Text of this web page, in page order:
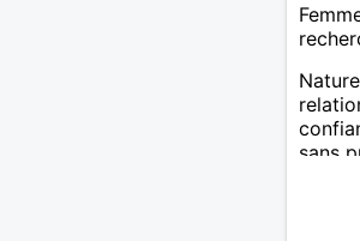
sans